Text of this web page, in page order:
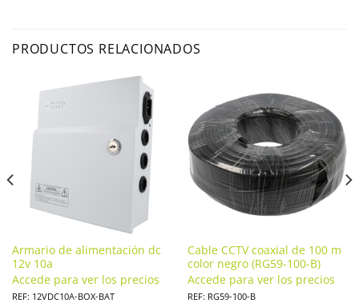
PRODUCTOS RELACIONADOS
Armario de alimentación dc
12v 10a
Accede para ver los precios
REF: 12VDC10A-BOX-BAT
Cable CCTV coaxial de 100 m
color negro (RG59-100-B)
Accede para ver los precios
REF: RG59-100-B